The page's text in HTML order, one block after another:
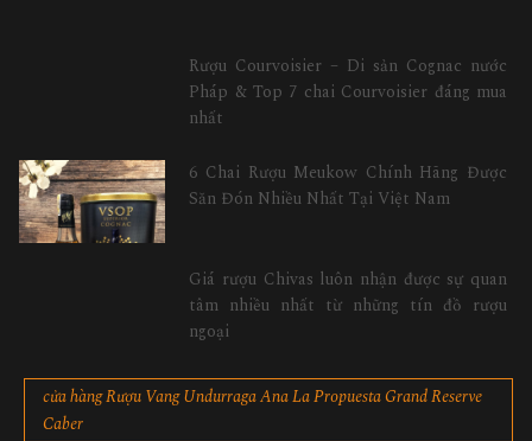
Rượu Courvoisier – Di sản Cognac nước
Pháp & Top 7 chai Courvoisier đáng mua
nhất
6 Chai Rượu Meukow Chính Hãng Được
Săn Đón Nhiều Nhất Tại Việt Nam
Giá rượu Chivas luôn nhận được sự quan
tâm nhiều nhất từ những tín đồ rượu
ngoại
cửa hàng Rượu Vang Undurraga Ana La Propuesta Grand Reserve
Caber